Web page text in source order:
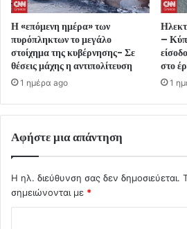
Η «επόμενη ημέρα» των
πυρόπληκτων το μεγάλο
στοίχημα της κυβέρνησης- Σε
θέσεις μάχης η αντιπολίτευση
1 ημέρα ago
–
στο
1
Αφήστε μια απάντηση
Η ηλ. διεύθυνση σας δεν δημοσιεύεται.
σημειώνονται με *